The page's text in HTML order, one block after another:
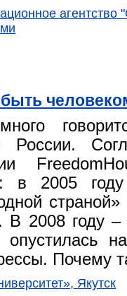
агентство
в 2005
В 2008 году
Почему
Якутск